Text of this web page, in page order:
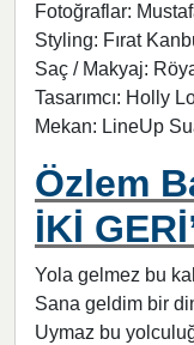
Fotoğraflar:
Styling: Fırat
Saç / Makyaj:
Tasarımcı: Holly
Mekan: LineUp
Özlem
İKİ
Yola gelmez bu
Sana geldim bir
Uymaz bu